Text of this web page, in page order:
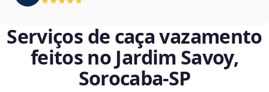
Serviços de caça vazamento
feitos no Jardim Savoy,
Sorocaba‑SP